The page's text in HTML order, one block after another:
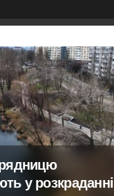
у розкраданні